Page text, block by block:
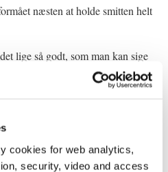
cookies for web analytics,
security, video and access
næsten at holde smitten helt
lige så godt, som man kan sige
Vi har sikret gratis vacciner til